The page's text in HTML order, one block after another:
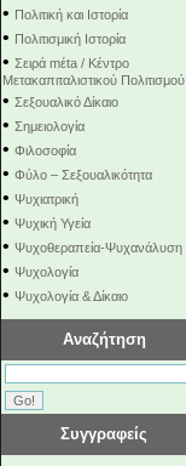
• Πολιτική και Ιστορία
• Πολιτισμική Ιστορία
• Σειρά mέta / Κέντρο
Μετακαπιταλιστικού Πολιτισμού
• Σεξουαλικό Δίκαιο
• Σημειολογία
• Φιλοσοφία
• Φύλο – Σεξουαλικότητα
• Ψυχιατρική
• Ψυχική Υγεία
• Ψυχοθεραπεία-Ψυχανάλυση
• Ψυχολογία
• Ψυχολογία & Δίκαιο
Αναζήτηση
Συγγραφείς